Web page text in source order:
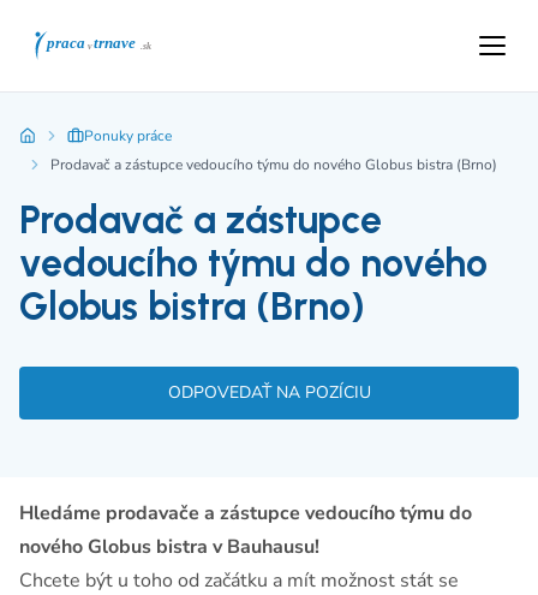
Ponuky práce
Prodavač a zástupce vedoucího týmu do nového Globus bistra (Brno)
Prodavač a zástupce
vedoucího týmu do nového
Globus bistra (Brno)
ODPOVEDAŤ NA POZÍCIU
Hledáme prodavače a zástupce vedoucího týmu do
nového Globus bistra v Bauhausu!
Chcete být u toho od začátku a mít možnost stát se